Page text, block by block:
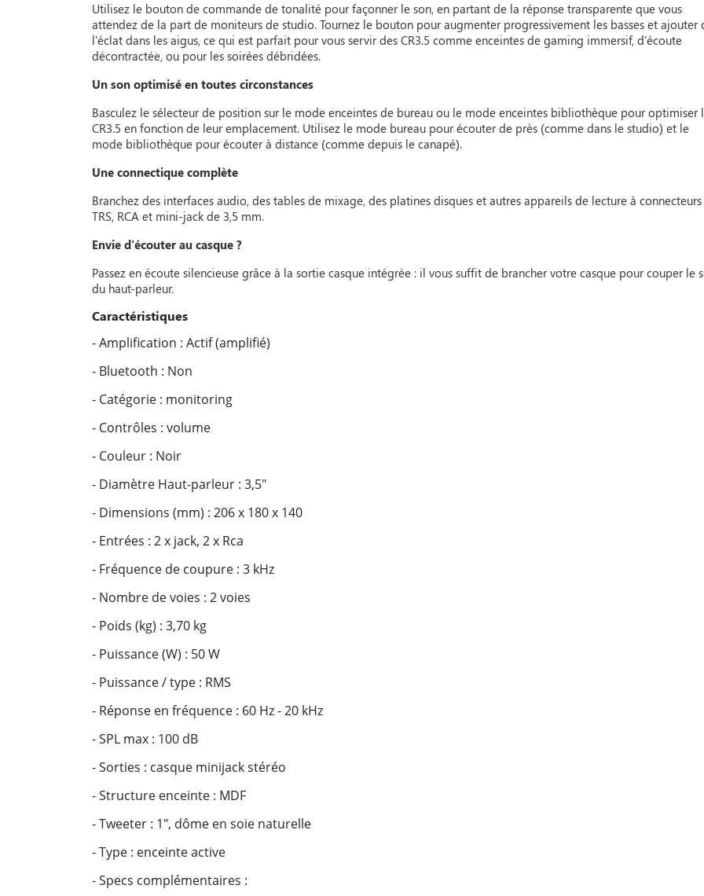
Utilisez le bouton de commande de tonalité pour façonner le son, en partant de la réponse transparente que vous
attendez de la part de moniteurs de studio. Tournez le bouton pour augmenter progressivement les basses et ajouter
l'éclat dans les aigus, ce qui est parfait pour vous servir des CR3.5 comme enceintes de gaming immersif, d'écoute
décontractée, ou pour les soirées débridées.
Un son optimisé en toutes circonstances
Basculez le sélecteur de position sur le mode enceintes de bureau ou le mode enceintes bibliothèque pour optimiser
CR3.5 en fonction de leur emplacement. Utilisez le mode bureau pour écouter de près (comme dans le studio) et le
mode bibliothèque pour écouter à distance (comme depuis le canapé).
Une connectique complète
Branchez des interfaces audio, des tables de mixage, des platines disques et autres appareils de lecture à connecteurs
TRS, RCA et mini-jack de 3,5 mm.
Envie d'écouter au casque ?
Passez en écoute silencieuse grâce à la sortie casque intégrée : il vous suffit de brancher votre casque pour couper le
du haut-parleur.
Caractéristiques
- Amplification : Actif (amplifié)
- Bluetooth : Non
- Catégorie : monitoring
- Contrôles : volume
- Couleur : Noir
- Diamètre Haut-parleur : 3,5"
- Dimensions (mm) : 206 x 180 x 140
- Entrées : 2 x jack, 2 x Rca
- Fréquence de coupure : 3 kHz
- Nombre de voies : 2 voies
- Poids (kg) : 3,70 kg
- Puissance (W) : 50 W
- Puissance / type : RMS
- Réponse en fréquence : 60 Hz - 20 kHz
- SPL max : 100 dB
- Sorties : casque minijack stéréo
- Structure enceinte : MDF
- Tweeter : 1", dôme en soie naturelle
- Type : enceinte active
- Specs complémentaires :